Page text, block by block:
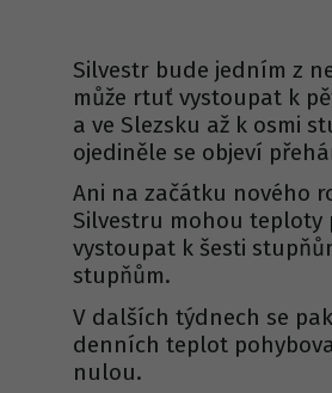
Silvestr bude jedním z
může rtuť vystoupat k
a ve Slezsku až k osmi
ojediněle se objeví
Ani na začátku nového
Silvestru mohou teploty
vystoupat k šesti
stupňům.
V dalších týdnech se
denních teplot
nulou.